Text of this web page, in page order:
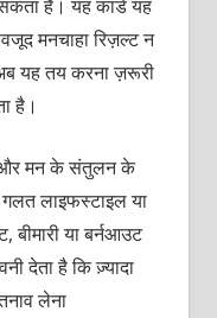
है। यह कार्ड यह
मनचाहा रिज़ल्ट न
यह तय करना ज़रूरी
है।
और मन के संतुलन के
लाइफस्टाइल या
या बर्नआउट
देता है कि ज़्यादा
लेना